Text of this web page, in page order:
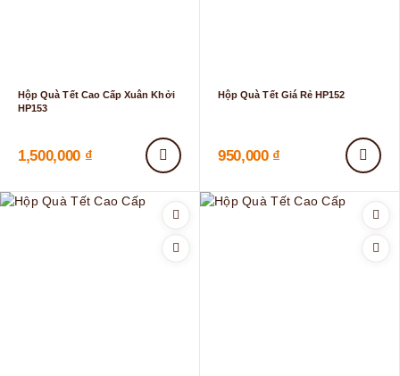
Hộp Quà Tết Cao Cấp Xuân Khởi
HP153
1,500,000 ₫
Hộp Quà Tết Giá Rẻ HP152
950,000 ₫